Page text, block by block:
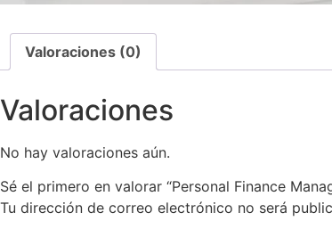
Valoraciones (0)
Valoraciones
No hay valoraciones aún.
Sé el primero en valorar “Personal Finance
Tu dirección de correo electrónico no será